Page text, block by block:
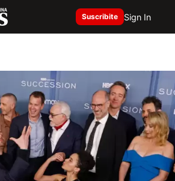
Suscribite Sign In